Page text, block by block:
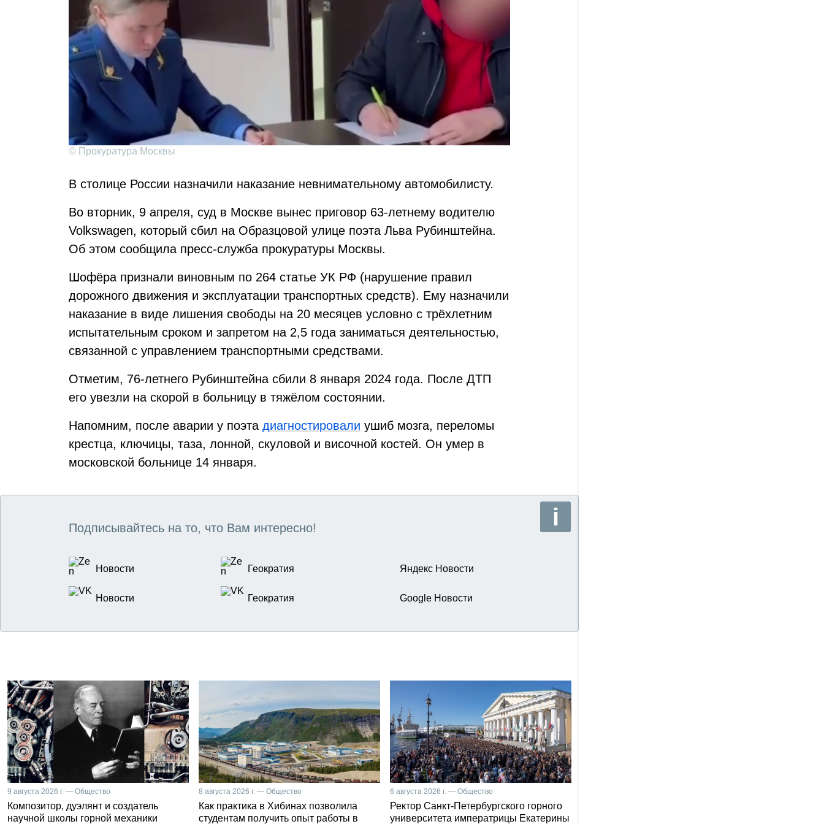
© Прокуратура Москвы
В столице России назначили наказание невнимательному автомобилисту.
Во вторник, 9 апреля, суд в Москве вынес приговор 63-летнему водителю
Volkswagen, который сбил на Образцовой улице поэта Льва Рубинштейна.
Об этом сообщила пресс-служба прокуратуры Москвы.
Шофёра признали виновным по 264 статье УК РФ (нарушение правил
дорожного движения и эксплуатации транспортных средств). Ему назначили
наказание в виде лишения свободы на 20 месяцев условно с трёхлетним
испытательным сроком и запретом на 2,5 года заниматься деятельностью,
связанной с управлением транспортными средствами.
Отметим, 76-летнего Рубинштейна сбили 8 января 2024 года. После ДТП
его увезли на скорой в больницу в тяжёлом состоянии.
Напомним, после аварии у поэта диагностировали ушиб мозга, переломы
крестца, ключицы, таза, лонной, скуловой и височной костей. Он умер в
московской больнице 14 января.
Подписывайтесь на то, что Вам интересно!
Новости Геократия Яндекс Новости
Новости Геократия Google Новости
9 августа 2026 г. — Общество
Композитор, дуэлянт и создатель
научной школы горной механики
8 августа 2026 г. — Общество
Как практика в Хибинах позволила
студентам получить опыт работы в
6 августа 2026 г. — Общество
Ректор Санкт-Петербургского горного
университета императрицы Екатерины